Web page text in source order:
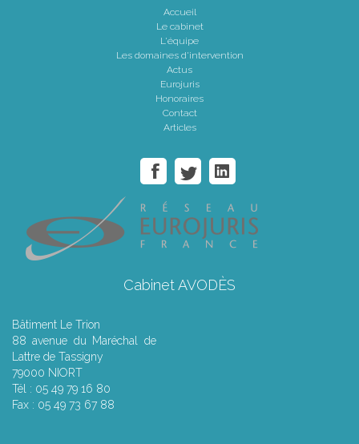
Accueil
Le cabinet
L'équipe
Les domaines d'intervention
Actus
Eurojuris
Honoraires
Contact
Articles
Cabinet AVODÈS
Bâtiment Le Trion
88 avenue du Maréchal de
Lattre de Tassigny
79000 NIORT
Tél : 05 49 79 16 80
Fax : 05 49 73 67 88